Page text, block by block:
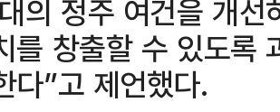
의 정주 여건을 개
를 창출할 수 있도록
다”고 제언했다.